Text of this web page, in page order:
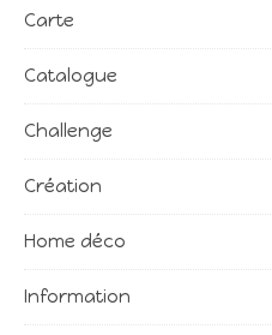
Carte
Catalogue
Challenge
Création
Home déco
Information